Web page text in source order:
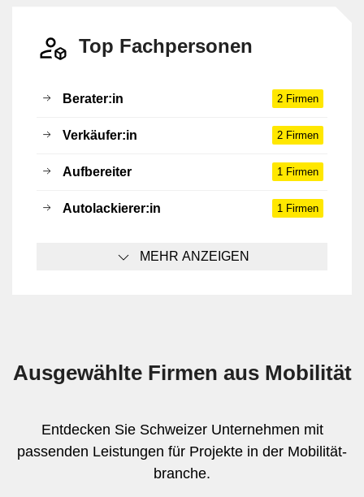
Top Fachpersonen
Berater:in 2 Firmen
Verkäufer:in 2 Firmen
Aufbereiter 1 Firmen
Autolackierer:in 1 Firmen
MEHR ANZEIGEN
Ausgewählte Firmen aus Mobilität
Entdecken Sie Schweizer Unternehmen mit
passenden Leistungen für Projekte in der Mobilität­
branche.